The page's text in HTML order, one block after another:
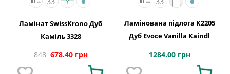
Ламінат SwissKrono Дуб
Каміль 3328
848 678.40 грн
Ламінована підлога K2205
Дуб Evoce Vanilla Kaindl
1284.00 грн